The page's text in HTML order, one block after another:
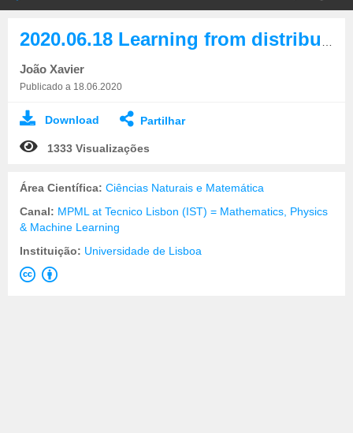
João Xavier
Publicado a 18.06.2020
Download Partilhar
1333 Visualizações
Área Científica: Ciências Naturais e Matemática
Canal: MPML at Tecnico Lisbon (IST) = Mathematics, Physics
& Machine Learning
Instituição: Universidade de Lisboa